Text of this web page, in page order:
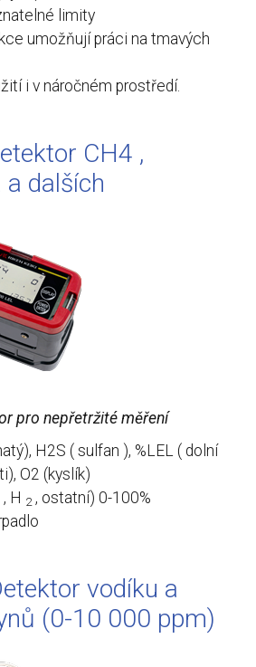
limity
umožňují práci na tmavých
i v náročném prostředí.
CH4 ,
a dalších
pro nepřetržité měření
H2S ( sulfan ), %LEL ( dolní
O2 (kyslík)
, H 2 , ostatní) 0-100%
vodíku a
(0-10 000 ppm)